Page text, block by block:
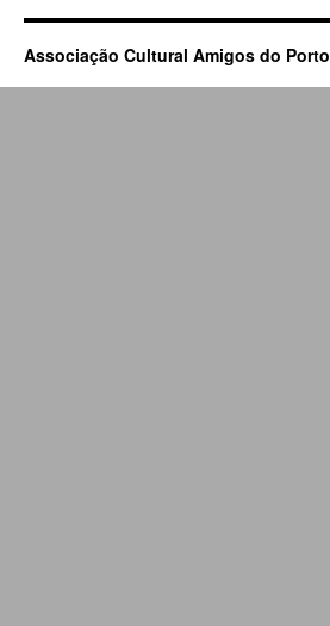
Associação Cultural Amigos do Porto